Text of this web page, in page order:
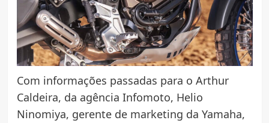
Com informações passadas para o Arthur
Caldeira, da agência Infomoto, Helio
Ninomiya, gerente de marketing da Yamaha,